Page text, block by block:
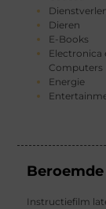
Dieren
E-Books
Electronica
Computers
Energie
Instructiefilm